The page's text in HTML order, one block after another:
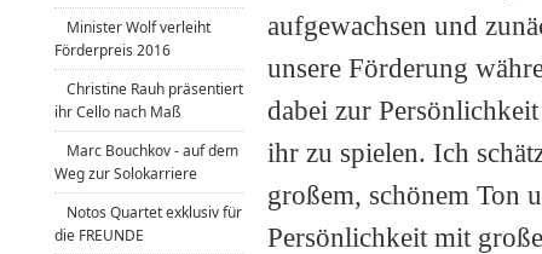
aufgewachsen und
unsere Förderung
dabei zur
ihr zu spielen. Ich
großem, schönem Ton
Persönlichkeit mit
Minister Wolf verleiht
Förderpreis 2016
Christine Rauh präsentiert
ihr Cello nach Maß
Marc Bouchkov - auf dem
Weg zur Solokarriere
Notos Quartet exklusiv für
die FREUNDE